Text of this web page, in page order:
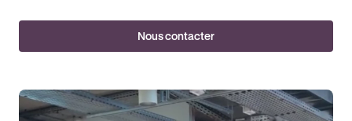
Nous contacter